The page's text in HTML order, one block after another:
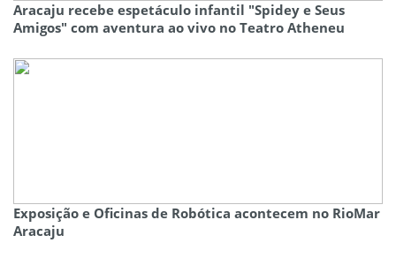
Aracaju recebe espetáculo infantil "Spidey e Seus
Amigos" com aventura ao vivo no Teatro Atheneu
Exposição e Oficinas de Robótica acontecem no RioMar
Aracaju